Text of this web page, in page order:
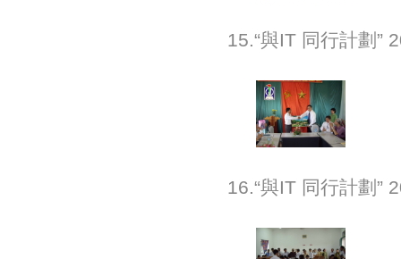
15.“與IT 同行計劃”
16.“與IT 同行計劃”